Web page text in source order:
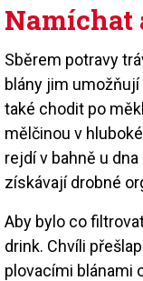
Sběrem potravy
blány jim umožňují
také chodit po
mělčinou v
rejdí v bahně u
získávají drobné
Aby bylo co
drink. Chvíli
plovacími blánami